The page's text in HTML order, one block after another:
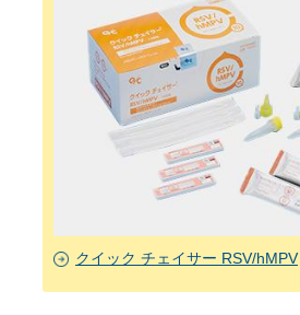
クイック チェイサー RSV/hMPV